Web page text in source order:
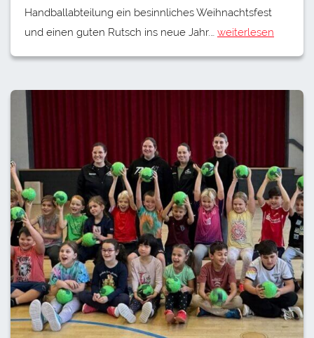
Handballabteilung ein besinnliches Weihnachtsfest
und einen guten Rutsch ins neue Jahr.… weiterlesen